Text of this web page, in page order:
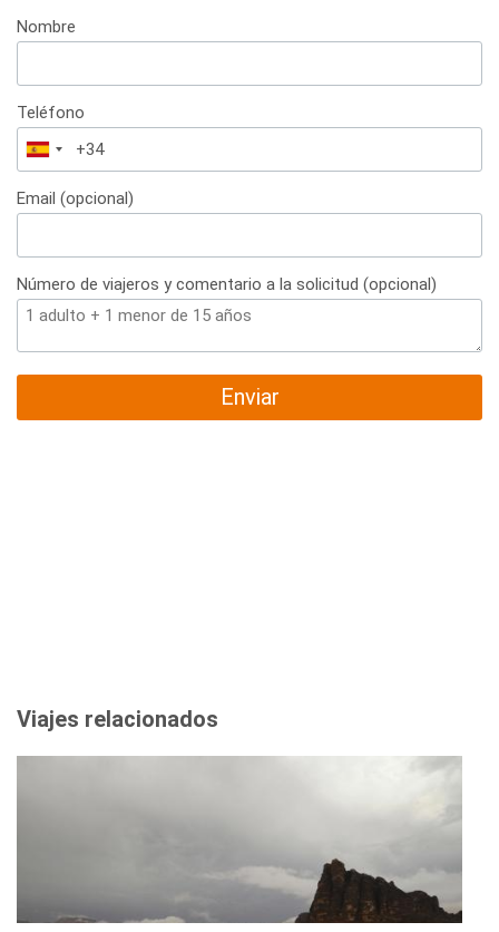
Nombre
Teléfono
España
+34
Email (opcional)
Número de viajeros y comentario a la solicitud (opcional)
Enviar
Viajes relacionados